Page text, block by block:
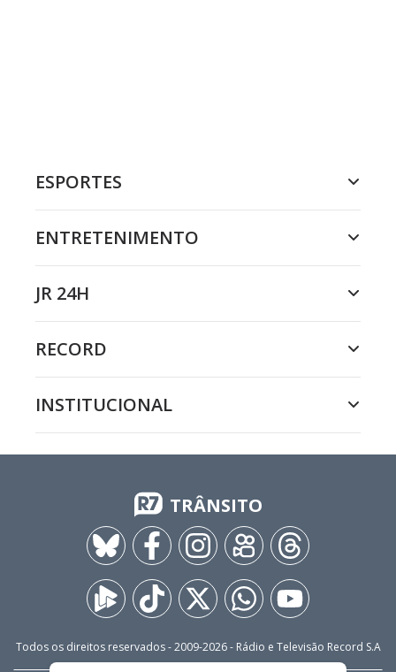
ESPORTES
ENTRETENIMENTO
JR 24H
RECORD
INSTITUCIONAL
TRÂNSITO
Todos os direitos reservados - 2009-2026- Rádio e Televisão Record S.A